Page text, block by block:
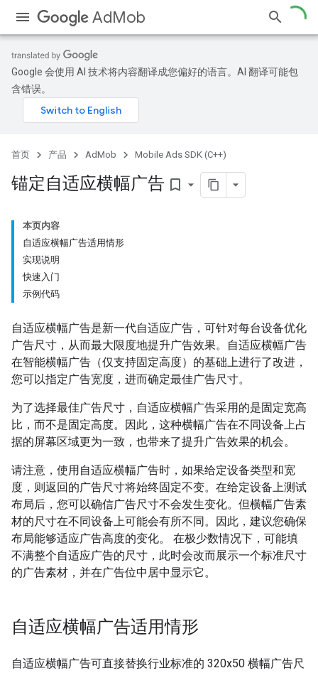
AdMob
Google 会使用 AI 技术将内容翻译成您偏好的语言。AI 翻译可能包
含错误。
首页 产品 AdMob Mobile Ads SDK (C++)
锚定自适应横幅广告 bookmark_border
本页内容
自适应横幅广告适用情形
实现说明
快速入门
示例代码
自适应横幅广告是新一代自适应广告，可针对每台设备优化
广告尺寸，从而最大限度地提升广告效果。自适应横幅广告
在智能横幅广告（仅支持固定高度）的基础上进行了改进，
您可以指定广告宽度，进而确定最佳广告尺寸。
为了选择最佳广告尺寸，自适应横幅广告采用的是固定宽高
比，而不是固定高度。因此，这种横幅广告在不同设备上占
据的屏幕区域更为一致，也带来了提升广告效果的机会。
请注意，使用自适应横幅广告时，如果给定设备类型和宽
度，则返回的广告尺寸将始终固定不变。在给定设备上测试
布局后，您可以确信广告尺寸不会发生变化。但横幅广告素
材的尺寸在不同设备上可能会有所不同。因此，建议您确保
布局能够适应广告高度的变化。 在极少数情况下，可能填
不满整个自适应广告的尺寸，此时会改而展示一个标准尺寸
的广告素材，并在广告位中居中显示它。
自适应横幅广告适用情形
自适应横幅广告可直接替换行业标准的 320x50 横幅广告尺